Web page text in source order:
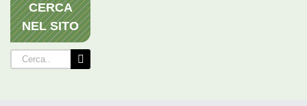
CERCA
NEL SITO
Cerca
per: